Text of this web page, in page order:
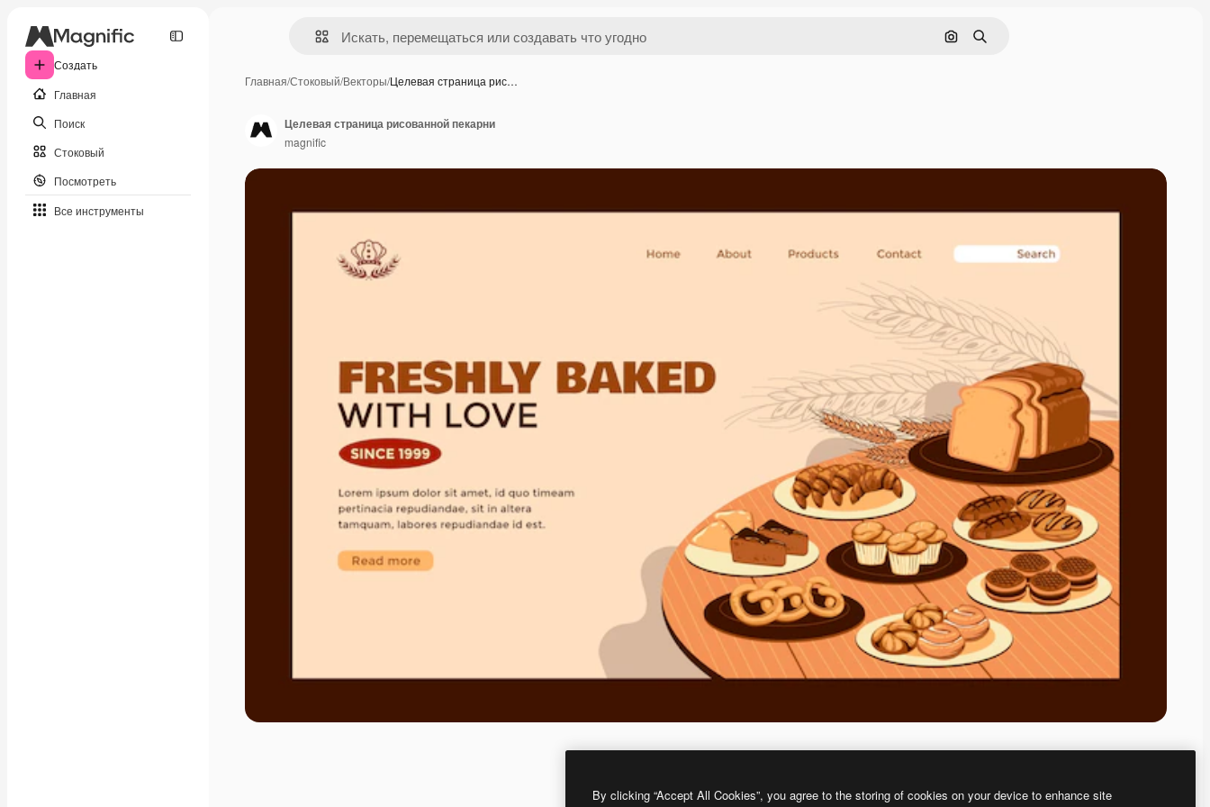
Создать
Главная
Поиск
Стоковый
Посмотреть
Все инструменты
Поиск по изображению
Поиск
Главная/Стоковый/Векторы/Целевая страница рис…
Целевая страница рисованной пекарни
magnific
By clicking “Accept All Cookies”, you agree to the storing of cookies on your device to enhance site